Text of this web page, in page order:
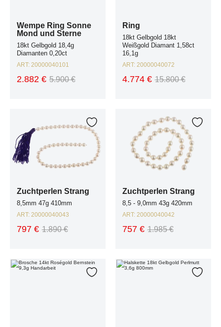
Wempe Ring Sonne
Mond und Sterne
18kt Gelbgold 18,4g
Diamanten 0,20ct
ART: 20000040101
5.900 €
2.882 €
Ring
18kt Gelbgold 18kt
Weißgold Diamant 1,58ct
16,1g
ART: 20000040072
15.800 €
4.774 €
Zuchtperlen Strang
8,5mm 47g 410mm
Zur Wunschliste hinzufügen
ART: 20000040043
1.890 €
797 €
Zuchtperlen Strang
8,5 - 9,0mm 43g 420mm
Zur
ART: 20000040042
1.985 €
757 €
Zur Wunschliste hinzufügen
Brosche 14kt Roségold Bernstein 9,3g Handarbeit
Zur
Halskette 18kt Gelbgold Perlmutt